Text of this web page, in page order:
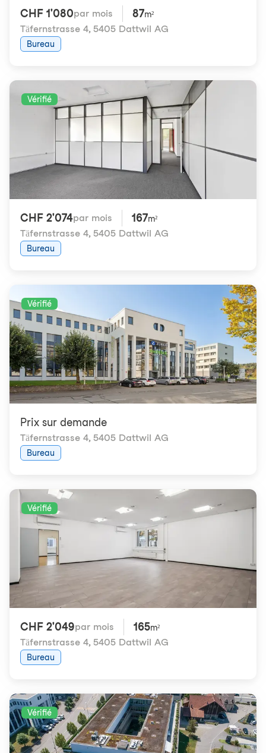
CHF 1'080par mois 87m²
Täfernstrasse 4, 5405 Dattwil AG
Bureau
Vérifié
CHF 2'074par mois 167m²
Täfernstrasse 4, 5405 Dattwil AG
Bureau
Vérifié
Prix ​​sur demande
Täfernstrasse 4, 5405 Dattwil AG
Bureau
Vérifié
CHF 2'049par mois 165m²
Täfernstrasse 4, 5405 Dattwil AG
Bureau
Vérifié